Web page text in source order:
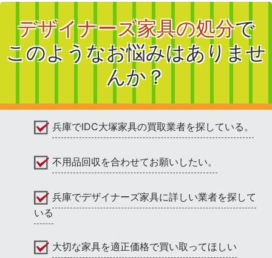
デザイナーズ家具の処分で
このようなお悩みはありませ
んか？
兵庫でIDC大塚家具の買取業者を探している。
不用品回収を合わせてお願いしたい。
兵庫でデザイナーズ家具に詳しい業者を探して
いる
大切な家具を適正価格で買い取ってほしい